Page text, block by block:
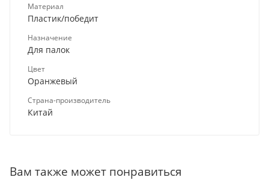
Материал
Пластик/победит
Назначение
Для палок
Цвет
Оранжевый
Страна-производитель
Китай
Вам также может понравиться